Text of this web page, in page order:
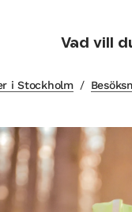
Vad vill
i Stockholm /